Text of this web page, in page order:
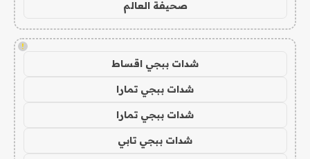
صحيفة العالم
!
شدات ببجي اقساط
شدات ببجي تمارا
شدات ببجي تمارا
شدات ببجي تابي